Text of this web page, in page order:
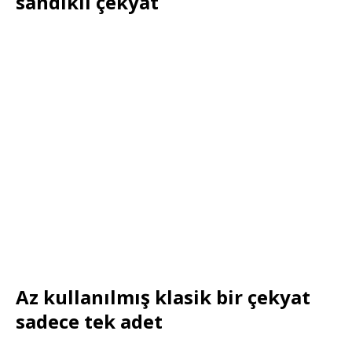
Az kullanılmış klasik bir çekyat
sadece tek adet